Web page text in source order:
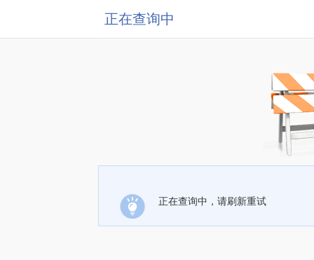
正在查询中
正在查询中，请刷新重试